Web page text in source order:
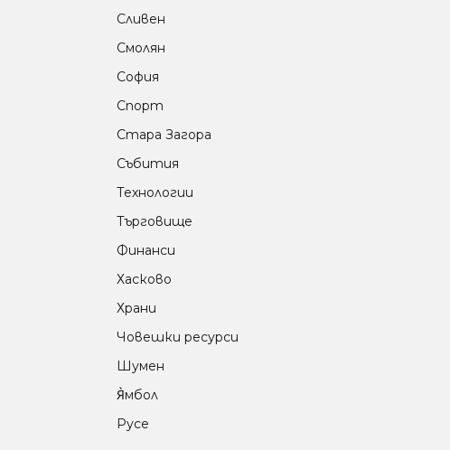
Сливен
Смолян
София
Спорт
Стара Загора
Събития
Технологии
Търговище
Финанси
Хасково
Храни
Човешки ресурси
Шумен
Я̀мбол
Русе